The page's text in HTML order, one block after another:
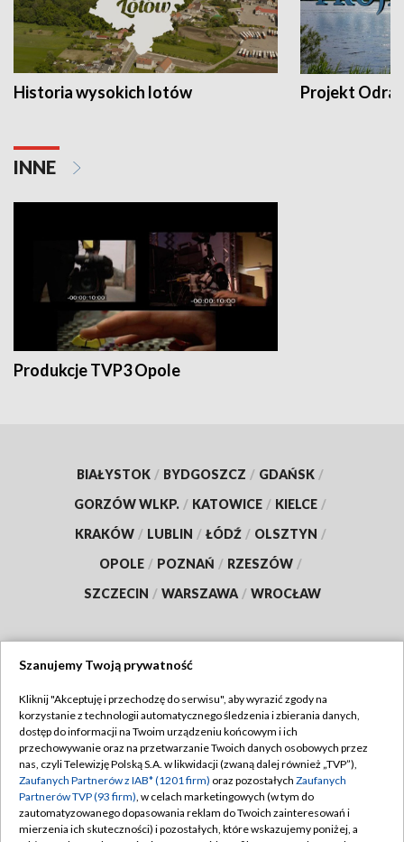
Historia wysokich lotów Projekt Odra
INNE
Produkcje TVP3 Opole
BIAŁYSTOK / BYDGOSZCZ / GDAŃSK /
GORZÓW WLKP. / KATOWICE / KIELCE /
KRAKÓW / LUBLIN / ŁÓDŹ / OLSZTYN /
OPOLE / POZNAŃ / RZESZÓW /
SZCZECIN / WARSZAWA / WROCŁAW
TVP
Abonament TVP
Emisja w TVP
Centrum informacji TVP
Naziemna Telewizja Cyfrowa
Regulamin TVP
Polityka prywatności
Moje zgody
Szanujemy Twoją prywatność
Kliknij "Akceptuję i przechodzę do serwisu", aby wyrazić zgody na
korzystanie z technologii automatycznego śledzenia i zbierania danych,
dostęp do informacji na Twoim urządzeniu końcowym i ich
przechowywanie oraz na przetwarzanie Twoich danych osobowych przez
nas, czyli Telewizję Polską S.A. w likwidacji (zwaną dalej również „TVP”),
Zaufanych Partnerów z IAB* (1201 firm) oraz pozostałych Zaufanych
Partnerów TVP (93 firm), w celach marketingowych (w tym do
zautomatyzowanego dopasowania reklam do Twoich zainteresowań i
mierzenia ich skuteczności) i pozostałych, które wskazujemy poniżej, a